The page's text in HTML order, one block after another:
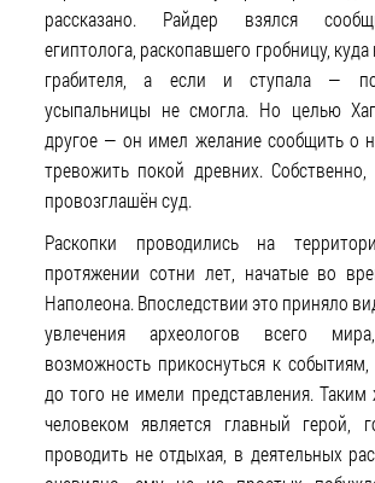
рассказано. Райдер взялся
египтолога, раскопавшего гробницу, куда
грабителя, а если и ступала —
усыпальницы не смогла. Но целью
другое — он имел желание сообщить о
тревожить покой древних.
провозглашён суд.
Раскопки проводились на
протяжении сотни лет, начатые во
Наполеона. Впоследствии это приняло
увлечения археологов всего
возможность прикоснуться к
до того не имели представления.
человеком является главный герой,
проводить не отдыхая, в деятельных